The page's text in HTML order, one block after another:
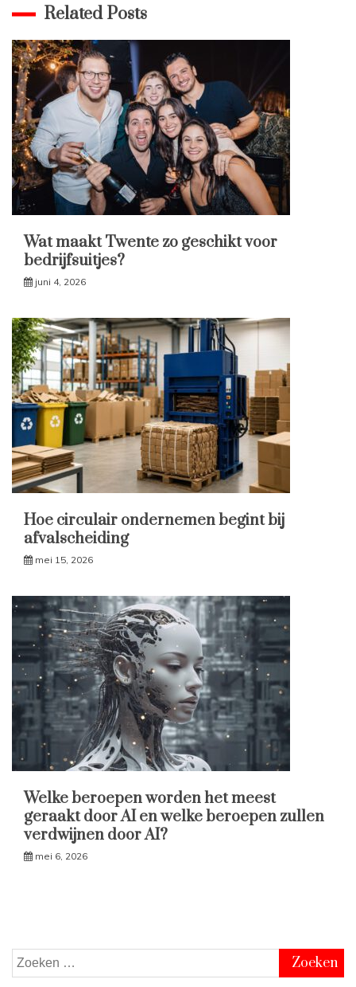
Related Posts
Wat maakt Twente zo geschikt voor
bedrijfsuitjes?
juni 4, 2026
Hoe circulair ondernemen begint bij
afvalscheiding
mei 15, 2026
Welke beroepen worden het meest
geraakt door AI en welke beroepen zullen
verdwijnen door AI?
mei 6, 2026
Zoeken
naar: